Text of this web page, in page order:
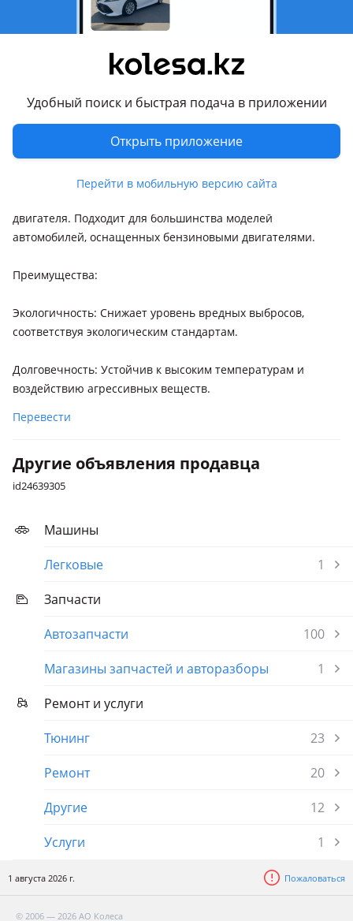
Удобный поиск и быстрая подача в приложении
Открыть приложение
Перейти в мобильную версию сайта
Toyota Land Cruiser Prado
J150 [2-й рестайлинг], 2013 - 2017 J150 рестайлинг, 2009 -
2013 J150, 2002 - 2009 J120, 1999 - 2002 J90 рестайлинг, 1996
Комментарий продавца
Продается высококачественный автомобильный
катализатор, предназначенный для эффективного
двигателя. Подходит для большинства моделей
автомобилей, оснащенных бензиновыми двигателями.
Преимущества:
Экологичность: Снижает уровень вредных выбросов,
соответствуя экологическим стандартам.
Долговечность: Устойчив к высоким температурам и
воздействию агрессивных веществ.
Перевести
Другие объявления продавца
id24639305
Машины
Легковые
1
Запчасти
Автозапчасти
100
Магазины запчастей и авторазборы
1
Ремонт и услуги
Тюнинг
23
Ремонт
20
Другие
12
Услуги
1
1 августа 2026 г. Пожаловаться
© 2006 — 2026 АО Колеса